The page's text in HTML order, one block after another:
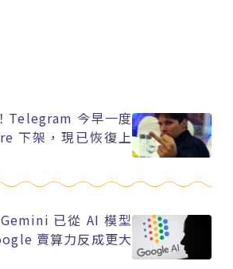
Telegram 今早一度
下架，現已恢復上
已從 AI 模型
賣算力反成更大